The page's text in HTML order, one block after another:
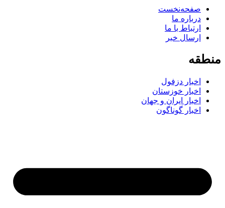
صفحه‌نخست
درباره ما
ارتباط با ما
ارسال خبر
منطقه
اخبار دزفول
اخبار خوزستان
اخبار ایران و جهان
اخبار گوناگون